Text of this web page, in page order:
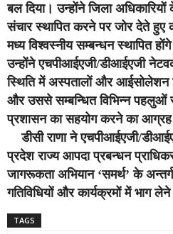
बल दिया। उन्होंने जिला
संचार स्थापित करने पर जोर देते हुए
मध्य विश्वस्नीय सम्बन्धन स्थापित
उन्होंने एचपीआईएजी/डीआईएजी
स्थिति में अस्पतालों और आईसोलेशन
और उससे सम्बन्धित विभिन्न पहलुओं
प्रशासन का सहयोग करने का आग्रह
डीसी राणा ने एचपीआईएजी/
प्रदेश राज्य आपदा प्रबन्धन
जागरूकता अभियान ‘समर्थ’ के
गतिविधियों और कार्यक्रमों में भाग
TAGS